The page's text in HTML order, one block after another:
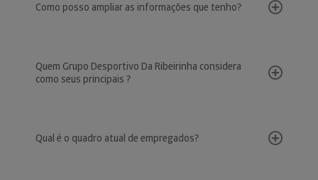
Como posso ampliar as informações que tenho?
Quem Grupo Desportivo Da Ribeirinha considera
como seus principais ?
Qual é o quadro atual de empregados?